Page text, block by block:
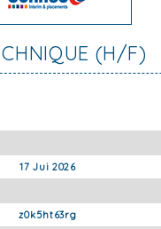
(H/F)
17 Jui 2026
z0k5ht63rg